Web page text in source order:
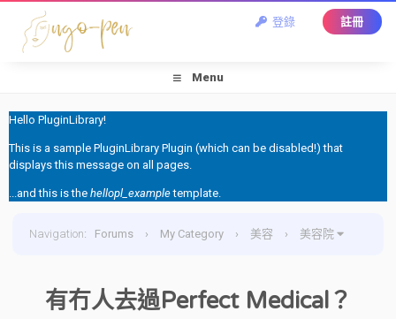
登錄 註冊
Menu
Hello PluginLibrary!
This is a sample PluginLibrary Plugin (which can be disabled!) that
displays this message on all pages.
...and this is the hellopl_exampletemplate.
Navigation: Forums › My Category › 美容 › 美容院
有冇人去過Perfect Medical？